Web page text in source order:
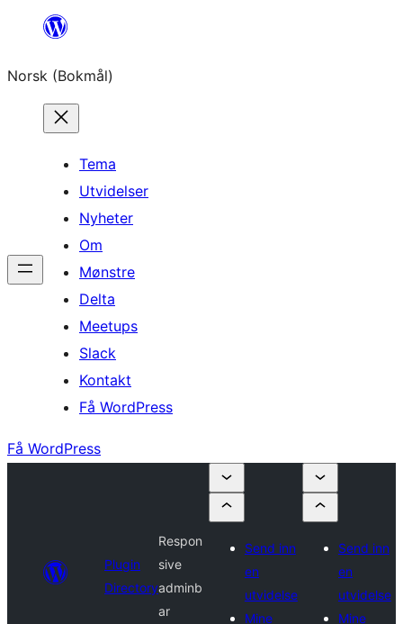
Hopp
innhold
Norsk (Bokmål)
Tema
Utvidelser
Nyheter
Om
Mønstre
Delta
Meetups
Slack
Kontakt
Få WordPress
Få WordPress
Plugin
Directory
Respon
sive
adminb
ar
Send inn
en
utvidelse
Mine
Send inn
en
utvidelse
Mine